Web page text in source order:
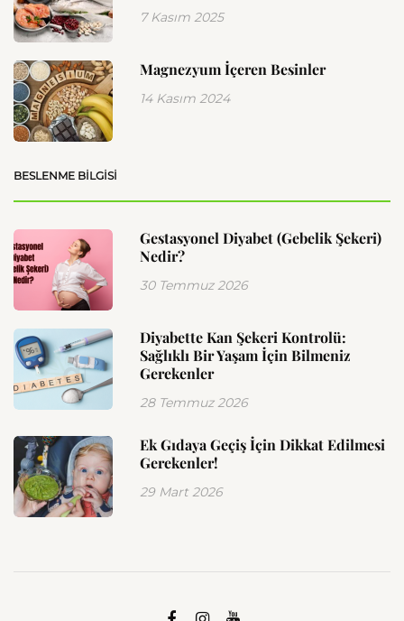
7 Kasım 2025
Magnezyum İçeren Besinler
14 Kasım 2024
BESLENME BILGISI
Gestasyonel Diyabet (Gebelik Şekeri)
Nedir?
30 Temmuz 2026
Diyabette Kan Şekeri Kontrolü:
Sağlıklı Bir Yaşam İçin Bilmeniz
Gerekenler
28 Temmuz 2026
Ek Gıdaya Geçiş İçin Dikkat Edilmesi
Gerekenler!
29 Mart 2026